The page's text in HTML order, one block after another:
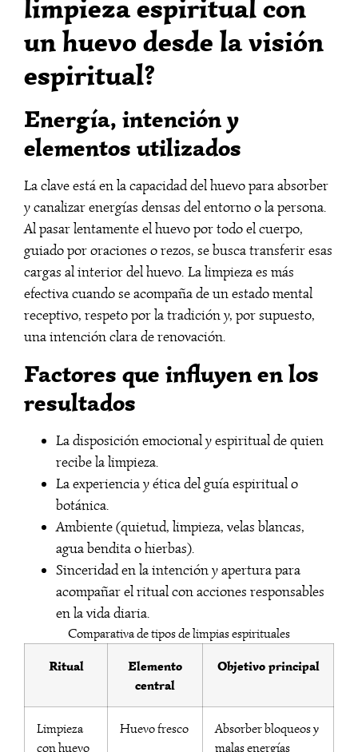
limpieza espiritual con
un huevo desde la visión
espiritual?
Energía, intención y
elementos utilizados
La clave está en la capacidad del huevo para absorber
y canalizar energías densas del entorno o la persona.
Al pasar lentamente el huevo por todo el cuerpo,
guiado por oraciones o rezos, se busca transferir esas
cargas al interior del huevo. La limpieza es más
efectiva cuando se acompaña de un estado mental
receptivo, respeto por la tradición y, por supuesto,
una intención clara de renovación.
Factores que influyen en los
resultados
La disposición emocional y espiritual de quien
recibe la limpieza.
La experiencia y ética del guía espiritual o
botánica.
Ambiente (quietud, limpieza, velas blancas,
agua bendita o hierbas).
Sinceridad en la intención y apertura para
acompañar el ritual con acciones responsables
en la vida diaria.
Comparativa de tipos de limpias espirituales
Ritual
Elemento
central
Objetivo principal
Limpieza
con huevo
Huevo fresco
Absorber bloqueos y
malas energías